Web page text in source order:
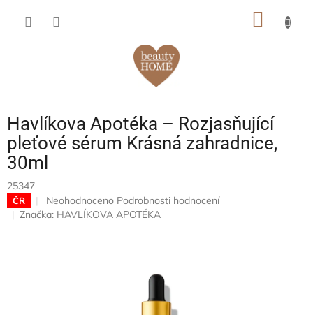
Havlíkova Apotéka – Rozjasňující
pleťové sérum Krásná zahradnice,
30ml
25347
ČR
Průměrné
hodnocení
Neohodnoceno Podrobnosti hodnocení
Značka: HAVLÍKOVA APOTÉKA